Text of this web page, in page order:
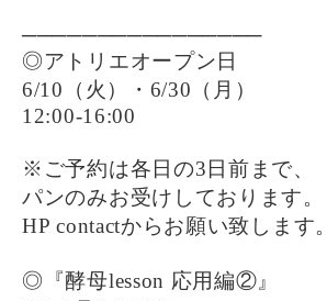
────────────────
◎アトリエオープン日
6/10（火）・6/30（月）
12:00-16:00
※ご予約は各日の3日前まで、
パンのみお受けしております。
HP contactからお願い致します。
◎『酵母lesson 応用編②』